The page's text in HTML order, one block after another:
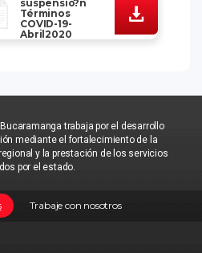
suspensio?n
Términos
COVID-19-
Abril2020
trabaja por el desarrollo
mediante el fortalecimiento de la
y la prestación de los servicios
por el estado.
Trabaje con nosotros